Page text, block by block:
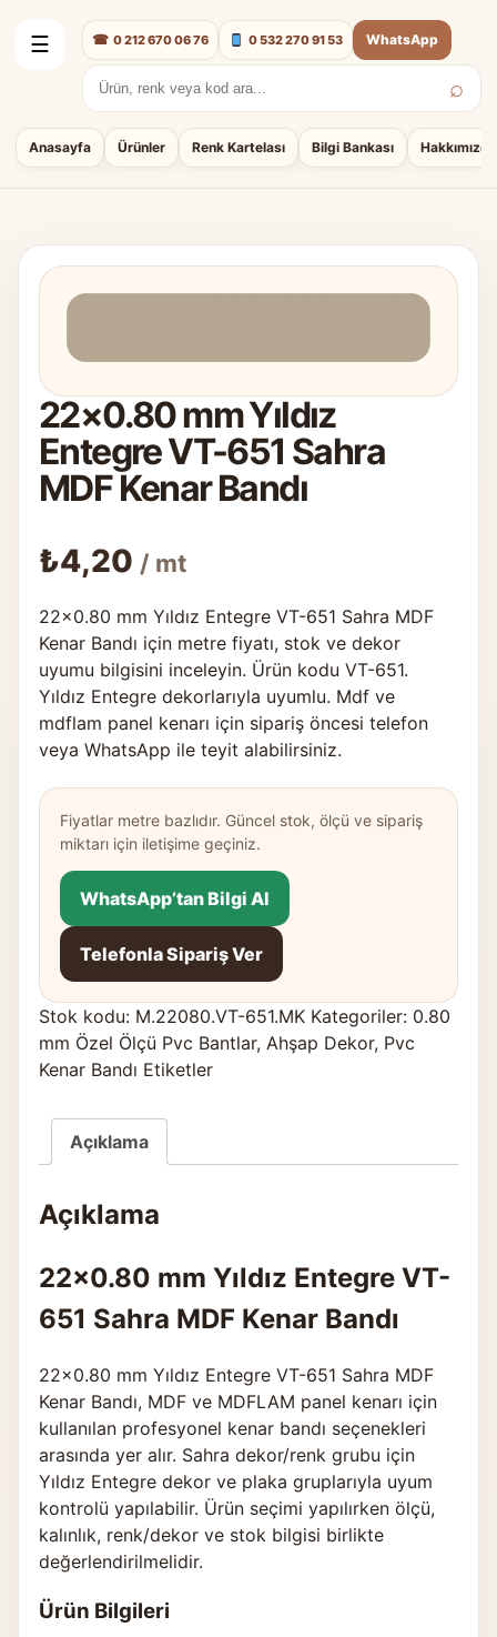
☰
Anasayfa Ürünler Renk Kartelası Bilgi Bankası Hakkımızda
Arama: ⌕
☎ 0 212 670 06 76 0 532 270 91 53 WhatsApp
22×0.80 mm Yıldız
Entegre VT-651 Sahra
MDF Kenar Bandı
₺4,20 / mt
22×0.80 mm Yıldız Entegre VT-651 Sahra MDF
Kenar Bandı için metre fiyatı, stok ve dekor
uyumu bilgisini inceleyin. Ürün kodu VT-651.
Yıldız Entegre dekorlarıyla uyumlu. Mdf ve
mdflam panel kenarı için sipariş öncesi telefon
veya WhatsApp ile teyit alabilirsiniz.
Fiyatlar metre bazlıdır. Güncel stok, ölçü ve sipariş
miktarı için iletişime geçiniz.
WhatsApp’tan Bilgi Al
Telefonla Sipariş Ver
Stok kodu: M.22080.VT-651.MK Kategoriler: 0.80
mm Özel Ölçü Pvc Bantlar, Ahşap Dekor, Pvc
Kenar Bandı Etiketler
Açıklama
Açıklama
22×0.80 mm Yıldız Entegre VT-
651 Sahra MDF Kenar Bandı
22×0.80 mm Yıldız Entegre VT-651 Sahra MDF
Kenar Bandı, MDF ve MDFLAM panel kenarı için
kullanılan profesyonel kenar bandı seçenekleri
arasında yer alır. Sahra dekor/renk grubu için
Yıldız Entegre dekor ve plaka gruplarıyla uyum
kontrolü yapılabilir. Ürün seçimi yapılırken ölçü,
kalınlık, renk/dekor ve stok bilgisi birlikte
değerlendirilmelidir.
Ürün Bilgileri